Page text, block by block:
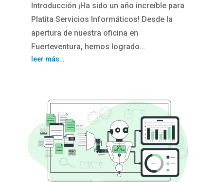
Introducción ¡Ha sido un año increíble para
Platita Servicios Informáticos! Desde la
apertura de nuestra oficina en
Fuerteventura, hemos logrado…
leer más…